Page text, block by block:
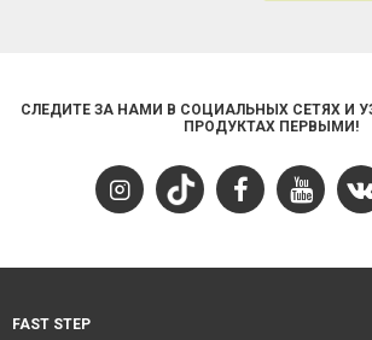
СЛЕДИТЕ ЗА НАМИ В СОЦИАЛЬНЫХ СЕТЯХ И
ПРОДУКТАХ ПЕРВЫМИ!
FAST STEP